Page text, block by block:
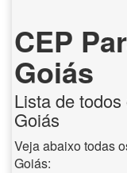
CEP
Goiás
Lista de
Goiás
Veja abaixo todas
Goiás: